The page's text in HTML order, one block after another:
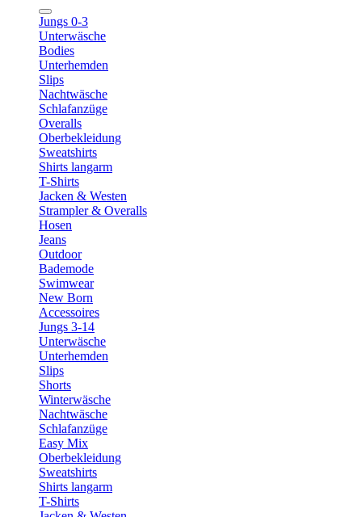
Jungs 0-3
Unterwäsche
Bodies
Unterhemden
Slips
Nachtwäsche
Schlafanzüge
Overalls
Oberbekleidung
Sweatshirts
Shirts langarm
T-Shirts
Jacken & Westen
Strampler & Overalls
Hosen
Jeans
Outdoor
Bademode
Swimwear
New Born
Accessoires
Jungs 3-14
Unterwäsche
Unterhemden
Slips
Shorts
Winterwäsche
Nachtwäsche
Schlafanzüge
Easy Mix
Oberbekleidung
Sweatshirts
Shirts langarm
T-Shirts